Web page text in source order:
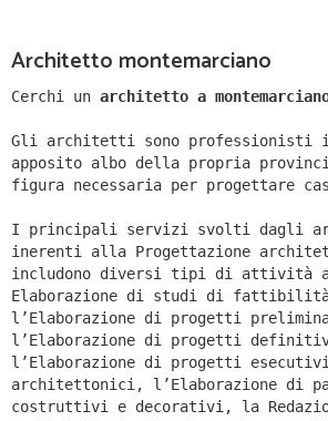
Architetto montemarciano
Cerchi un architetto a
Gli architetti sono professionisti
apposito albo della propria
figura necessaria per progettare
I principali servizi svolti dagli
inerenti alla Progettazione
includono diversi tipi di attività
Elaborazione di studi di
l’Elaborazione di progetti
l’Elaborazione di progetti
l’Elaborazione di progetti
architettonici, l’Elaborazione di
costruttivi e decorativi, la